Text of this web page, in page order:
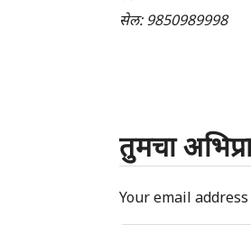
सेल: 9850989998
तुमचा
Your email